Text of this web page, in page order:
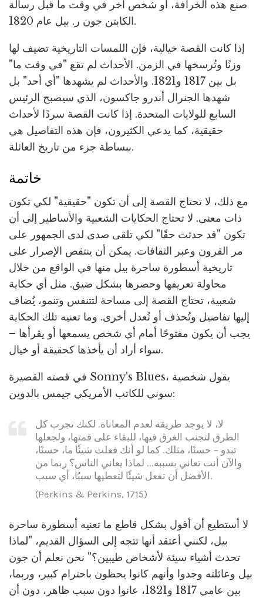
صنع هذه الخرافة، أو شخص آخر في وقت ما قبل رسالة
الكابتن جون ر. بيل عام 1820.
إذا كانت القصة خيالية، فإن اللمسات التاريخية تضيف لها
وزنًا وتُرسخها في الزمن. الأحداث لم تقع "في وقت ما"
بل بين 1817 و1821. والأحداث لم يشهدها "أي أحد" بل
شهدها الجنرال أندرو جاكسون، الذي سيصبح الرئيس
السابع للولايات المتحدة. إذا كانت القصة سردًا لأحداث
حقيقية، كما يدعي الكثيرون، فإن هذه التفاصيل هي
ببساطة جزء من تاريخ العائلة.
خاتمة
مع ذلك، لا تحتاج القصة إلى أن تكون "حقيقية" لكي تكون
ذات معنى. لا تحتاج الحكايات الشعبية والأساطير إلى أن
تكون "قد حدثت حقًا" لكي تلقى صدى لدى الجمهور على
مر القرون وعبر الثقافات. يمكن أن ينتقص الإصرار على
تاريخية أسطورة ساحرة بيل منها في الواقع من خلال
محاولة تعريفها وحصرها بشكل ضيق. مثل أي حكاية
شعبية، تحتاج القصة إلى مساحة لتتنفس وتنمو، يُضاف
إليها تفاصيل وتُحذف أو تُعدل أخرى. وما تعنيه تلك الحكاية
يجب أن يكون مفتوحًا أمام أي شخص يسمعها أو يقرأها –
سواء أراد أن يأخذها كحقيقة أو خيال.
في قصته القصيرة Sonny's Blues، يقول شخصية
سوني للكاتب الأمريكي جيمس بالدوين:
لا، لا يوجد طريقة لعدم المعاناة. لكنك تجرب كل
الطرق لتجنب الغرق فيها، للبقاء على قمتها، ولجعلها
تبدو – حسنًا، مثلك. كما لو أنك فعلت شيئًا ما، حسنًا،
والآن أنت تعاني بسببه... لماذا يعاني الناس؟ ربما من
الأفضل أن تفعل شيئًا لتعطيها سببًا، أي سبب.
(Perkins & Perkins, 1715)
لا أستطيع أن أقول بشكل قاطع ما تعنيه أسطورة ساحرة
بيل، لكنني أعتقد أنها تتجه إلى السؤال القديم، "لماذا
تحدث أشياء سيئة لأشخاص طيبين؟" نحن نعلم أن جون
بيل وعائلته وجدوا وأنهم كانوا يحظون باحترام كبير، وربما،
بين عامي 1817 و1821، عانوا دون سبب ظاهر، دون أن